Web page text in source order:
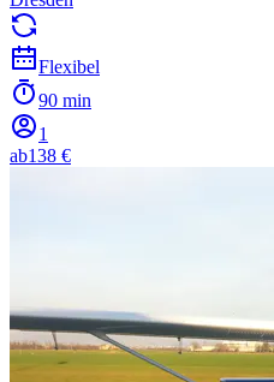
Flexibel
90 min
1
ab138 €